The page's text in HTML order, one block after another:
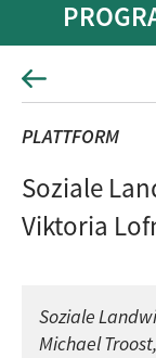
PLATTFORM
Soziale
Viktoria
Soziale
Michael